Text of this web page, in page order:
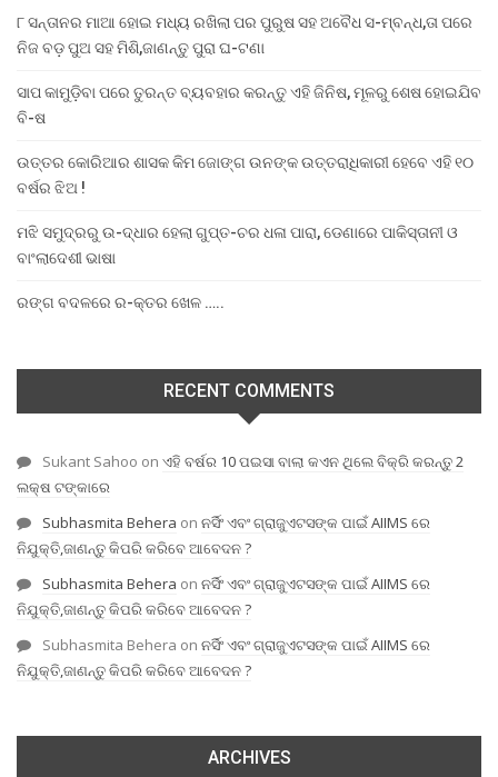
୮ ସନ୍ତାନର ମାଆ ହୋଇ ମଧ୍ୟ ରଖିଲା ପର ପୁରୁଷ ସହ ଅବୈଧ ସ-ମ୍ବନ୍ଧ,ତା ପରେ
ନିଜ ବଡ଼ ପୁଅ ସହ ମିଶି,ଜାଣନ୍ତୁ ପୁରା ଘ-ଟଣା
ସାପ କାମୁଡ଼ିବା ପରେ ତୁରନ୍ତ ବ୍ୟବହାର କରନ୍ତୁ ଏହି ଜିନିଷ, ମୂଳରୁ ଶେଷ ହୋଇଯିବ
ବି-ଷ
ଉତ୍ତର କୋରିଆର ଶାସକ କିମ ଜୋଙ୍ଗ ଉନଙ୍କ ଉତ୍ତରାଧିକାରୀ ହେବେ ଏହି ୧୦
ବର୍ଷର ଝିଅ !
ମଝି ସମୁଦ୍ରରୁ ଉ-ଦ୍ଧାର ହେଲା ଗୁପ୍ତ-ଚର ଧଳା ପାରା, ଡେଣାରେ ପାକିସ୍ତାନୀ ଓ
ବାଂଲାଦେଶୀ ଭାଷା
ରଙ୍ଗ ବଦଳରେ ର-କ୍ତର ଖେଳ …..
RECENT COMMENTS
Sukant Sahoo on ଏହି ବର୍ଷର 10 ପଇସା ବାଲା କଏନ ଥିଲେ ବିକ୍ରି କରନ୍ତୁ 2
ଲକ୍ଷ ଟଙ୍କାରେ
Subhasmita Behera on ନର୍ସିଂ ଏବଂ ଗ୍ରାଜୁଏଟସଙ୍କ ପାଇଁ AIIMS ରେ
ନିଯୁକ୍ତି,ଜାଣନ୍ତୁ କିପରି କରିବେ ଆବେଦନ ?
Subhasmita Behera on ନର୍ସିଂ ଏବଂ ଗ୍ରାଜୁଏଟସଙ୍କ ପାଇଁ AIIMS ରେ
ନିଯୁକ୍ତି,ଜାଣନ୍ତୁ କିପରି କରିବେ ଆବେଦନ ?
Subhasmita Behera on ନର୍ସିଂ ଏବଂ ଗ୍ରାଜୁଏଟସଙ୍କ ପାଇଁ AIIMS ରେ
ନିଯୁକ୍ତି,ଜାଣନ୍ତୁ କିପରି କରିବେ ଆବେଦନ ?
ARCHIVES